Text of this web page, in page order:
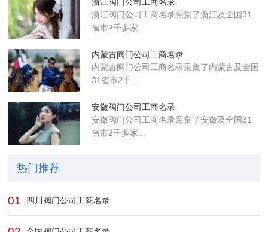
浙江阀门公司工商名录
浙江阀门公司工商名录采集了浙江及全国31
省市2千多家...
内蒙古阀门公司工商名录
内蒙古阀门公司工商名录采集了内蒙古及全国
31省市2千...
安徽阀门公司工商名录
安徽阀门公司工商名录采集了安徽及全国31
省市2千多家...
热门推荐
01 四川阀门公司工商名录